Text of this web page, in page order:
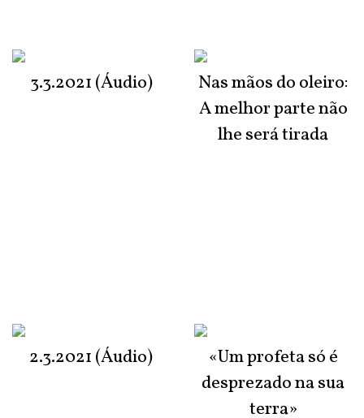
3.3.2021 (Áudio)
2.3.2021 (Áudio)
Nas mãos do oleiro:
A melhor parte não
lhe será tirada
«Um profeta só é
desprezado na sua
terra»